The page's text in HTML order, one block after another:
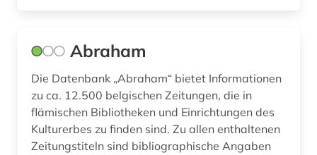
digitalisierung (1)
diplomarbeit (1)
discovery service (1)
diskriminierung (1)
Abraham
Die Datenbank „Abraham“ bietet Informationen
zu ca. 12.500 belgischen Zeitungen, die in
flämischen Bibliotheken und Einrichtungen des
Kulturerbes zu finden sind. Zu allen enthaltenen
Zeitungstiteln sind bibliographische Angaben